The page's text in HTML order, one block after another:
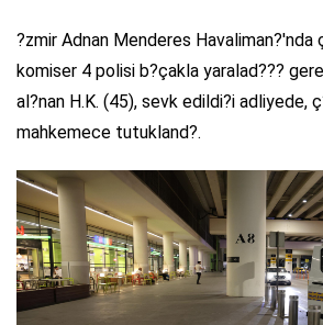
?zmir Adnan Menderes Havaliman?'nda
komiser 4 polisi b?çakla yaralad???
al?nan H.K. (45), sevk edildi?i adliyede,
mahkemece tutukland?.